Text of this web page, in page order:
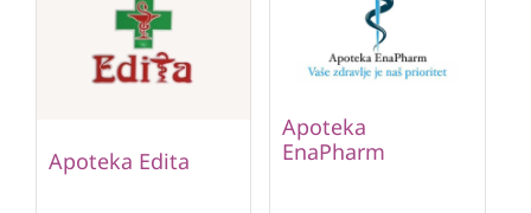
Apoteka Edita
Apoteka
EnaPharm